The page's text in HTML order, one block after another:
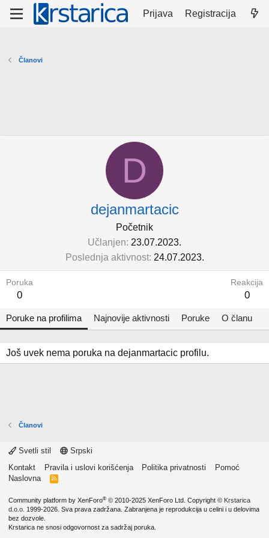
Prijava Registracija
Članovi
D
dejanmartacic
Početnik
Učlanjen 23.07.2023.
Poslednja aktivnost 24.07.2023.
Poruka
0
Reakcija
0
Poruke na profilima Najnovije aktivnosti Poruke O članu
Još uvek nema poruka na dejanmartacic profilu.
Članovi
Svetli stil
Srpski
Kontakt
Pravila i uslovi korišćenja Politika privatnosti
Pomoć
Naslovna
R
Community platform by XenForo® © 2010-2025 XenForo Ltd. Copyright © Krstarica
d.o.o. 1999-2026. Sva prava zadržana. Zabranjena je reprodukcija u celini i u delovima
bez dozvole.
Krstarica ne snosi odgovornost za sadržaj poruka.